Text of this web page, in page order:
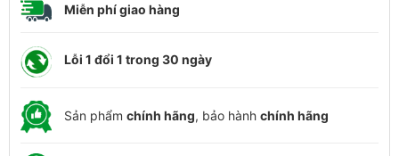
Miễn phí giao hàng
Lỗi 1 đổi 1 trong 30 ngày
Sản phẩm chính hãng, bảo hành chính hãng